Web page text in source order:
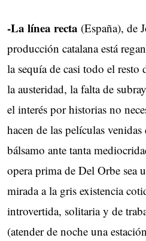
-La línea recta (España), de
producción catalana está
la sequía de casi todo el
la austeridad, la falta de
el interés por historias no
hacen de las películas
bálsamo ante tanta
opera prima de Del Orbe sea
mirada a la gris existencia
introvertida, solitaria y de
(atender de noche una